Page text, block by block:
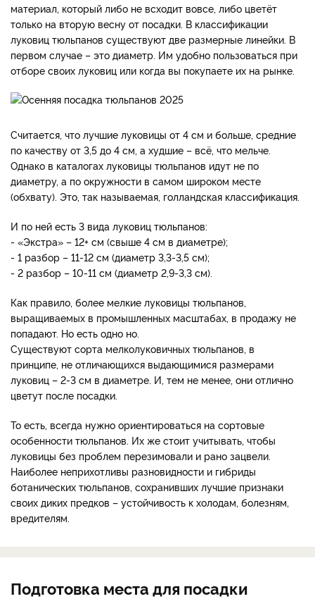
материал, который либо не всходит вовсе, либо цветёт
только на вторую весну от посадки. В классификации
луковиц тюльпанов существуют две размерные линейки. В
первом случае – это диаметр. Им удобно пользоваться при
отборе своих луковиц или когда вы покупаете их на рынке.
Считается, что лучшие луковицы от 4 см и больше, средние
по качеству от 3,5 до 4 см, а худшие – всё, что мельче.
Однако в каталогах луковицы тюльпанов идут не по
диаметру, а по окружности в самом широком месте
(обхвату). Это, так называемая, голландская классификация.
И по ней есть 3 вида луковиц тюльпанов:
- «Экстра» – 12+ см (свыше 4 см в диаметре);
- 1 разбор – 11-12 см (диаметр 3,3-3,5 см);
- 2 разбор – 10-11 см (диаметр 2,9-3,3 см).
Как правило, более мелкие луковицы тюльпанов,
выращиваемых в промышленных масштабах, в продажу не
попадают. Но есть одно но.
Существуют сорта мелколуковичных тюльпанов, в
принципе, не отличающихся выдающимися размерами
луковиц – 2-3 см в диаметре. И, тем не менее, они отлично
цветут после посадки.
То есть, всегда нужно ориентироваться на сортовые
особенности тюльпанов. Их же стоит учитывать, чтобы
луковицы без проблем перезимовали и рано зацвели.
Наиболее неприхотливы разновидности и гибриды
ботанических тюльпанов, сохранивших лучшие признаки
своих диких предков – устойчивость к холодам, болезням,
вредителям.
Подготовка места для посадки